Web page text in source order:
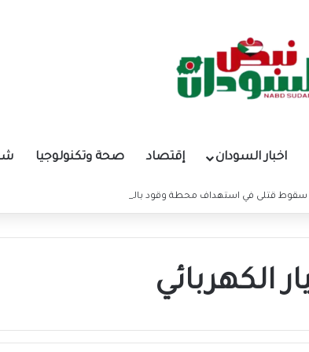
اخبار السودان إقتصاد صحة وتكنولوجيا
سقوط قتلى في استهداف محطة وقود بالنيل الأبيض
الكهربائي